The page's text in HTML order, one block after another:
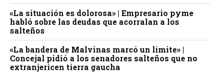
«La situación es dolorosa» | Empresario pyme
habló sobre las deudas que acorralan a los
salteños
«La bandera de Malvinas marcó un límite» |
Concejal pidió a los senadores salteños que no
extranjericen tierra gaucha